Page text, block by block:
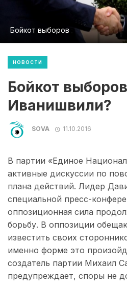
Бойкот выборов
НОВОСТИ
Бойкот
Иванишвили?
SOVA 11.10.2016
В партии «Единое
активные дискуссии по
плана действий. Лидер
специальной пресс-
оппозиционная сила
борьбу. В оппозиции
известить своих
именно форме это
создатель партии Михаил
предупреждает, споры не